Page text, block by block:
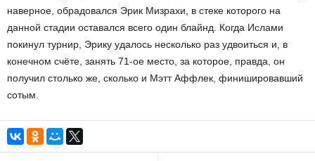
наверное, обрадовался Эрик Мизрахи, в стеке которого на
данной стадии оставался всего один блайнд. Когда Ислами
покинул турнир, Эрику удалось несколько раз удвоиться и, в
конечном счёте, занять 71-ое место, за которое, правда, он
получил столько же, сколько и Мэтт Аффлек, финишировавший
сотым.